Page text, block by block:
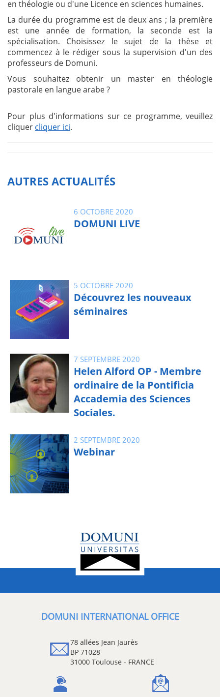
en théologie ou d'une Licence en sciences humaines.
La durée du programme est de deux ans ; la première
est une année de formation, la seconde est la
spécialisation. Choisissez le sujet de la thèse et
commencez à le rédiger sous la supervision d'un des
professeurs de Domuni.
Vous souhaitez obtenir un master en théologie
pastorale en langue arabe ?
Pour plus d'informations sur ce programme, veuillez
cliquer cliquer ici.
AUTRES ACTUALITÉS
6 OCTOBRE 2020
DOMUNI LIVE
5 OCTOBRE 2020
Découvrez les nouveaux
séminaires
7 SEPTEMBRE 2020
Helen Alford OP - Membre
ordinaire de la Pontificia
Accademia des Sciences
Sociales.
2 SEPTEMBRE 2020
Webinar
DOMUNI INTERNATIONAL OFFICE
78 allées Jean Jaurès
BP 71028
31000 Toulouse - FRANCE